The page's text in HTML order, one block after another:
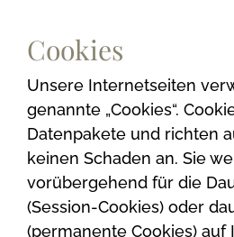
Cookies
Unsere Internetseiten
genannte „Cookies“.
Datenpakete und richten
keinen Schaden an. Sie
vorübergehend für die
(Session-Cookies) oder
(permanente Cookies) auf